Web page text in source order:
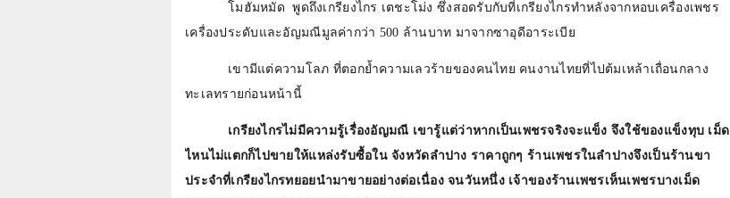
โมฮัมหมัด
พูดถึงเกรียงไกร เตชะโม่ง ซึ่งสอดรับกับที่เกรียงไกรทำหลังจากหอบเครื่องเพชร
เครื่องประดับและอัญมณีมูลค่ากว่า 500 ล้านบาท มาจากซาอุดีอาระเบีย
เขามีแต่ความโลภ ที่ตอกย้ำความเลวร้ายของคนไทย คนงานไทยที่ไปต้มเหล้าเถื่อนกลาง
ทะเลทรายก่อนหน้านี้
เกรียงไกรไม่มีความรู้เรื่องอัญมณี เขารู้แต่ว่าหากเป็นเพชรจริงจะแข็ง จึงใช้ของแข็งทุบ เม็ด
ไหนไม่แตกก็ไปขายให้แหล่งรับซื้อใน จังหวัดลำปาง ราคาถูกๆ ร้านเพชรในลำปางจึงเป็นร้านขา
ประจำที่เกรียงไกรทยอยนำมาขายอย่างต่อเนื่อง จนวันหนึ่ง เจ้าของร้านเพชรเห็นเพชรบางเม็ด